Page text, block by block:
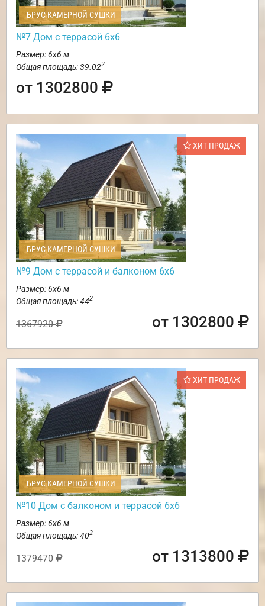
БРУС КАМЕРНОЙ СУШКИ
№7 Дом с террасой 6х6
Размер: 6х6 м
Общая площадь: 39.022
от 1302800
ХИТ ПРОДАЖ
БРУС КАМЕРНОЙ СУШКИ
№9 Дом с террасой и балконом 6х6
Размер: 6х6 м
Общая площадь: 442
1367920 от 1302800
ХИТ ПРОДАЖ
БРУС КАМЕРНОЙ СУШКИ
№10 Дом с балконом и террасой 6х6
Размер: 6х6 м
Общая площадь: 402
1379470 от 1313800